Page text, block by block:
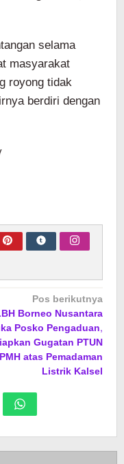
selama
masyarakat
royong tidak
berdiri dengan
Pos berikutnya
Borneo Nusantara
Posko Pengaduan,
Gugatan PTUN
atas Pemadaman
Listrik Kalsel